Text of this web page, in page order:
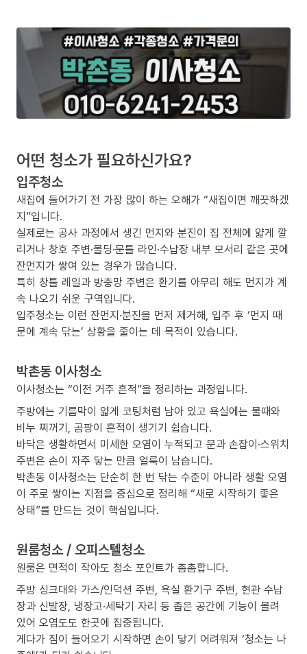
어떤 청소가 필요하신가요?
입주청소
새집에 들어가기 전 가장 많이 하는 오해가 “새집이면 깨끗하겠
지”입니다.
실제로는 공사 과정에서 생긴 먼지와 분진이 집 전체에 얇게 깔
리거나 창호 주변·몰딩·문틀 라인·수납장 내부 모서리 같은 곳에
잔먼지가 쌓여 있는 경우가 많습니다.
특히 창틀 레일과 방충망 주변은 환기를 아무리 해도 먼지가 계
속 나오기 쉬운 구역입니다.
입주청소는 이런 잔먼지·분진을 먼저 제거해, 입주 후 ‘먼지 때
문에 계속 닦는’ 상황을 줄이는 데 목적이 있습니다.
박촌동 이사청소
이사청소는 “이전 거주 흔적”을 정리하는 과정입니다.
주방에는 기름막이 얇게 코팅처럼 남아 있고 욕실에는 물때와
비누 찌꺼기, 곰팡이 흔적이 생기기 쉽습니다.
바닥은 생활하면서 미세한 오염이 누적되고 문과 손잡이·스위치
주변은 손이 자주 닿는 만큼 얼룩이 남습니다.
박촌동 이사청소는 단순히 한 번 닦는 수준이 아니라 생활 오염
이 주로 쌓이는 지점을 중심으로 정리해 “새로 시작하기 좋은
상태”를 만드는 것이 핵심입니다.
원룸청소 / 오피스텔청소
원룸은 면적이 작아도 청소 포인트가 촘촘합니다.
주방 싱크대와 가스/인덕션 주변, 욕실 환기구 주변, 현관 수납
장과 신발장, 냉장고·세탁기 자리 등 좁은 공간에 기능이 몰려
있어 오염도도 한곳에 집중됩니다.
게다가 짐이 들어오기 시작하면 손이 닿기 어려워져 ‘청소는 나